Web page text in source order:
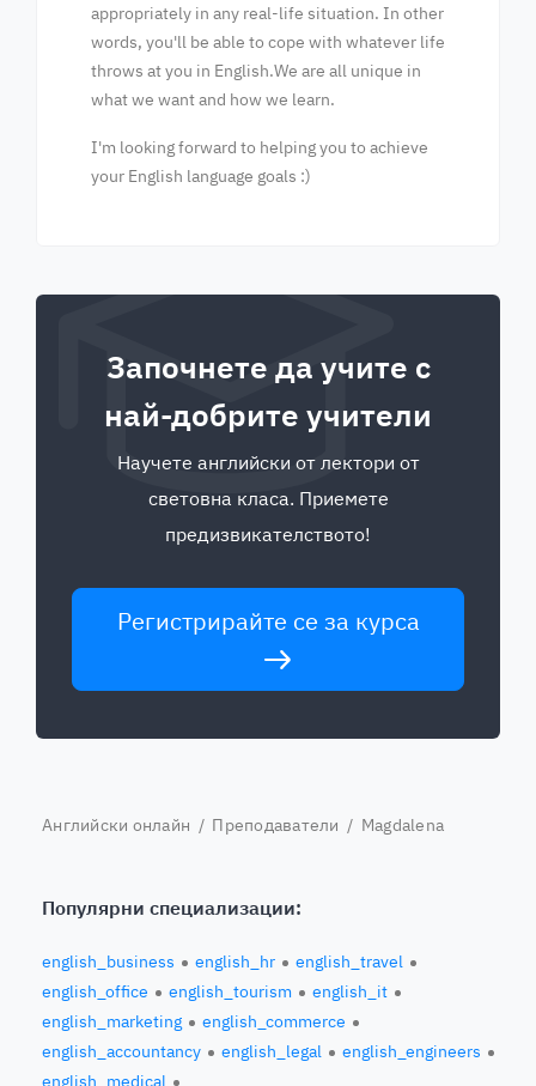
appropriately in any real-life situation. In other
words, you'll be able to cope with whatever life
throws at you in English.We are all unique in
what we want and how we learn.
I'm looking forward to helping you to achieve
your English language goals :)
Започнете да учите с
най-добрите учители
Научете английски от лектори от
световна класа. Приемете
предизвикателството!
Регистрирайте се за курса
Английски онлайн / Преподаватели / Magdalena
Популярни специализации:
english_business english_hr
english_travel
english_office
english_tourism
english_it
english_marketing
english_commerce
english_accountancy
english_legal
english_engineers
english_medical